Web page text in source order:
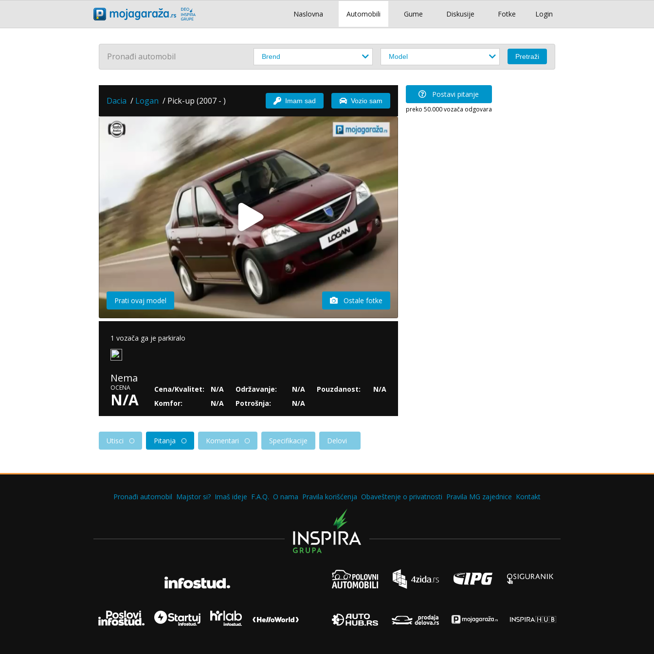
Login
Naslovna Automobili Gume Diskusije Fotke
Pronađi automobil
Dacia / Logan / Pick-up (2007 - ) Imam sad Vozio sam
Prati ovaj model Ostale fotke
1 vozača ga je parkiralo
Nema
OCENA
N/A
Cena/Kvalitet:
N/A
Komfor:
N/A
Održavanje:
N/A
Potrošnja:
N/A
Pouzdanost: N/A
Utisci Pitanja Komentari Specifikacije Delovi
Postavi pitanje
preko 50.000 vozača odgovara
Pronađi automobil Majstor si? Imaš ideje F.A.Q. O nama Pravila korišćenja Obaveštenje o privatnosti Pravila MG zajednice Kontakt